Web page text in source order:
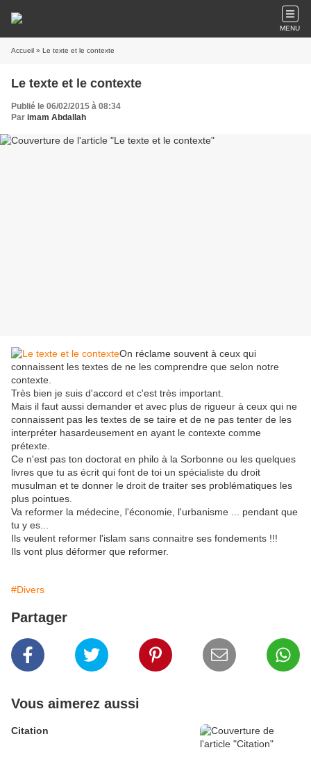
MENU
Accueil » Le texte et le contexte
Le texte et le contexte
Publié le 06/02/2015 à 08:34
Par imam Abdallah
On réclame souvent à ceux qui
connaissent les textes de ne les comprendre que selon notre
contexte.
Très bien je suis d'accord et c'est très important.
Mais il faut aussi demander et avec plus de rigueur à ceux qui ne
connaissent pas les textes de se taire et de ne pas tenter de les
interpréter hasardeusement en ayant le contexte comme
prétexte.
Ce n'est pas ton doctorat en philo à la Sorbonne ou les quelques
livres que tu as écrit qui font de toi un spécialiste du droit
musulman et te donner le droit de traiter ses problématiques les
plus pointues.
Va reformer la médecine, l'économie, l'urbanisme ... pendant que
tu y es...
Ils veulent reformer l'islam sans connaitre ses fondements !!!
Ils vont plus déformer que reformer.
#Divers
Partager
Vous aimerez aussi
Citation